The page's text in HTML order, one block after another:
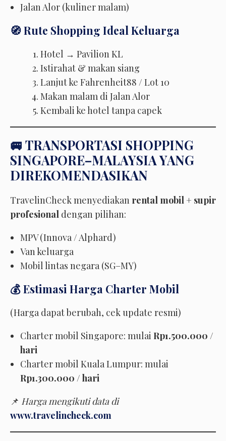
Jalan Alor (kuliner malam)
🧭 Rute Shopping Ideal Keluarga
Hotel → Pavilion KL
Istirahat & makan siang
Lanjut ke Fahrenheit88 / Lot 10
Makan malam di Jalan Alor
Kembali ke hotel tanpa capek
🚐 TRANSPORTASI SHOPPING
SINGAPORE–MALAYSIA YANG
DIREKOMENDASIKAN
TravelinCheck menyediakan rental mobil + supir
profesional dengan pilihan:
MPV (Innova / Alphard)
Van keluarga
Mobil lintas negara (SG–MY)
💰 Estimasi Harga Charter Mobil
(Harga dapat berubah, cek update resmi)
Charter mobil Singapore: mulai Rp1.500.000 /
hari
Charter mobil Kuala Lumpur: mulai
Rp1.300.000 / hari
📌 Harga mengikuti data di
www.travelincheck.com